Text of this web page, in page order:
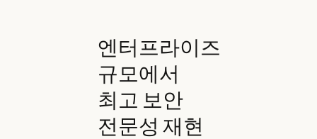
엔터프라이즈
규모에서
최고 보안
전문성 재현